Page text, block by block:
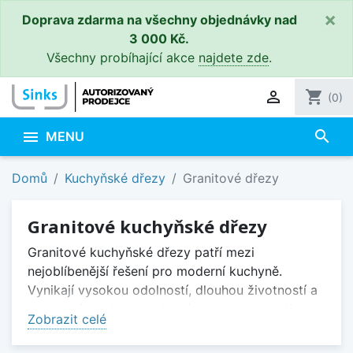
Doprava zdarma na všechny objednávky nad
3 000 Kč.
Všechny probíhající akce najdete zde.
×
 shopping_cart (0)
 MENU search
Domů Kuchyňské dřezy Granitové dřezy
Granitové kuchyňské dřezy
Zobrazit celé
Granitové kuchyňské dřezy patří mezi
nejoblíbenější řešení pro moderní kuchyně.
Vynikají vysokou odolností, dlouhou životností a
pracovní deskou i kuchyňskou linkou.